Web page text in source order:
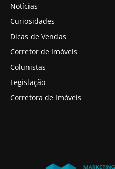
Notícias
Curiosidades
Dicas de Vendas
Corretor de Imóveis
Colunistas
Legislação
Corretora de Imóveis